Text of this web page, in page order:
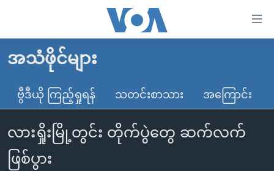
လွယ်ကူ
သည့်
များ
ပင်မ
မူလစာမျက်နှာ
မြန်မာ
ကမ္ဘာ့သတင်းများ
နိုင်ငံတကာ
အမေရိကန်
ဗွီဒီယို
သတင်းလွတ်လပ်ခွင့်
အသံဖိုင်များ
ဗွီဒီယို ကြည့်ရှုရန် သတင်းစာသား အကြောင်း
လားရှိုးမြို့တွင်း တိုက်ပွဲတွေ ဆက်လက်
ဖြစ်ပွား